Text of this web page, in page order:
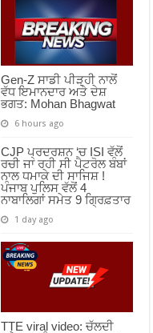
Gen-Z ਸਾਡੀ ਪੀੜ੍ਹੀ ਨਾਲੋਂ
ਵੱਧ ਇਮਾਨਦਾਰ ਅਤੇ ਦੇਸ਼
ਭਗਤ: Mohan Bhagwat
6 hours ago
CJP ਪ੍ਰਦਰਸ਼ਨ ‘ਚ ISI ਵੱਲੋਂ
ਰਚੀ ਜਾ ਰਹੀ ਸੀ ਪੈਟਰੋਲ ਬੰਬਾਂ
ਨਾਲ ਧਮਾਕੇ ਦੀ ਸਾਜਿਸ਼ !
ਪੰਜਾਬ ਪੁਲਿਸ ਵੱਲੋਂ 4
ਨਾਬਾਲਿਗਾਂ ਸਮੇਤ 9 ਗ੍ਰਿਫ਼ਤਾਰ
1 day ago
TTE viral video: ਚੱਲਦੀ